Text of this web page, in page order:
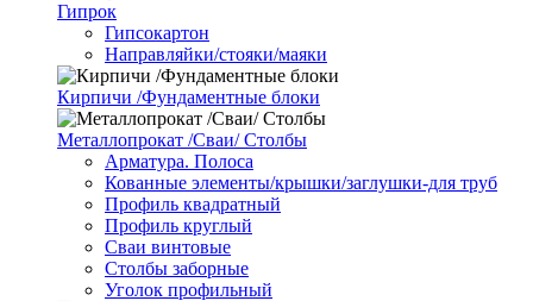
Гипрок
Гипсокартон
Направляйки/стояки/маяки
Кирпичи /Фундаментные блоки
Металлопрокат /Сваи/ Столбы
Арматура. Полоса
Кованные элементы/крышки/заглушки-для труб
Профиль квадратный
Профиль круглый
Сваи винтовые
Столбы заборные
Уголок профильный